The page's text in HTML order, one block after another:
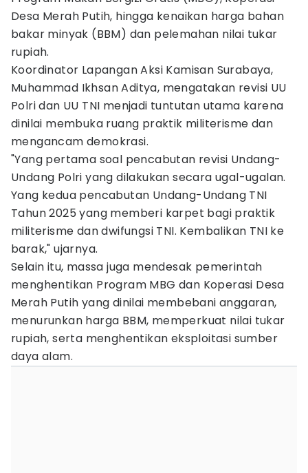
Desa Merah Putih, hingga kenaikan harga bahan
bakar minyak (BBM) dan pelemahan nilai tukar
rupiah.
Koordinator Lapangan Aksi Kamisan Surabaya,
Muhammad Ikhsan Aditya, mengatakan revisi UU
Polri dan UU TNI menjadi tuntutan utama karena
dinilai membuka ruang praktik militerisme dan
mengancam demokrasi.
"Yang pertama soal pencabutan revisi Undang-
Undang Polri yang dilakukan secara ugal-ugalan.
Yang kedua pencabutan Undang-Undang TNI
Tahun 2025 yang memberi karpet bagi praktik
militerisme dan dwifungsi TNI. Kembalikan TNI ke
barak," ujarnya.
Selain itu, massa juga mendesak pemerintah
menghentikan Program MBG dan Koperasi Desa
Merah Putih yang dinilai membebani anggaran,
menurunkan harga BBM, memperkuat nilai tukar
rupiah, serta menghentikan eksploitasi sumber
daya alam.